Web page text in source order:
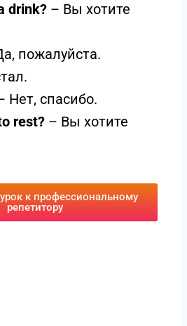
drink? – Вы хотите
пожалуйста.
Нет, спасибо.
rest? – Вы хотите
к профессиональному
репетитору